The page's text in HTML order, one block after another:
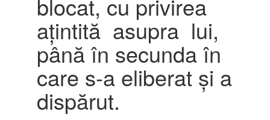
blocat, cu privirea
ațintită asupra lui,
până în secunda în
care s-a eliberat și a
dispărut.